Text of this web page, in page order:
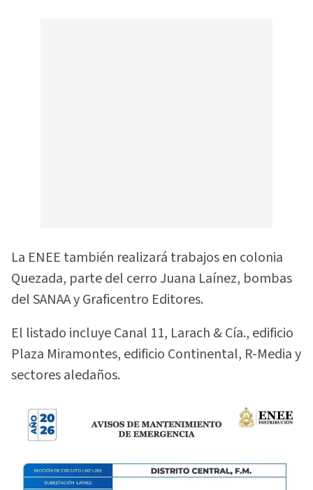
La ENEE también realizará trabajos en colonia
Quezada, parte del cerro Juana Laínez, bombas
del SANAA y Graficentro Editores.
El listado incluye Canal 11, Larach & Cía., edificio
Plaza Miramontes, edificio Continental, R-Media y
sectores aledaños.